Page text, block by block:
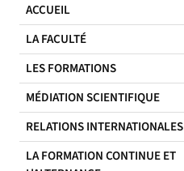
ACCUEIL
LA FACULTÉ
LES FORMATIONS
MÉDIATION SCIENTIFIQUE
RELATIONS INTERNATIONALES
LA FORMATION CONTINUE ET